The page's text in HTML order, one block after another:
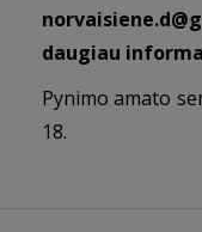
daugiau
Pynimo amato
18.